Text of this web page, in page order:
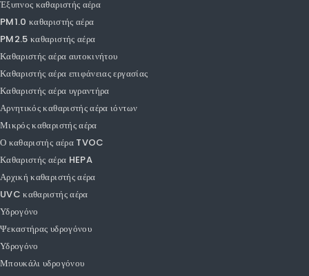
9001: 2008 πιστοποιητικό!
Olansi Produts
Καθαριστής αέρα
Έξυπνος καθαριστής αέρα
PM1.0 καθαριστής αέρα
PM2.5 καθαριστής αέρα
Καθαριστής αέρα αυτοκινήτου
Καθαριστής αέρα υγραντήρα